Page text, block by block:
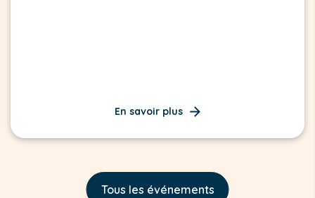
En savoir plus
Tous les événements